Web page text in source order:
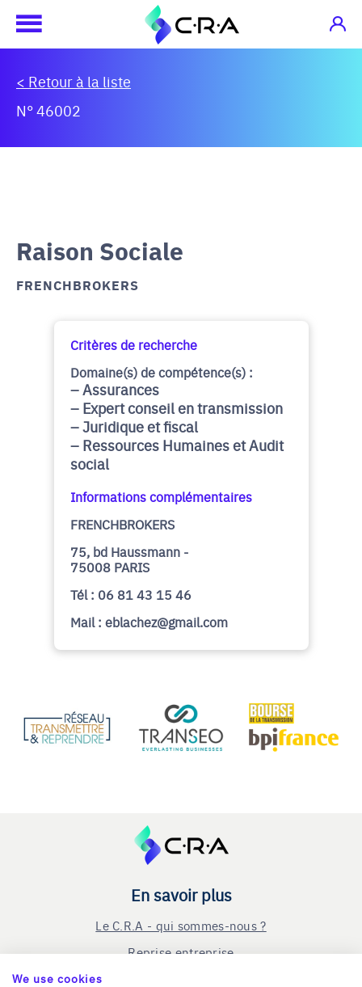
< Retour à la liste
N° 46002
Raison Sociale
FRENCHBROKERS
Critères de recherche
Domaine(s) de compétence(s) :
Assurances
Expert conseil en transmission
Juridique et fiscal
Ressources Humaines et Audit
social
Informations complémentaires
FRENCHBROKERS
75, bd Haussmann -
75008 PARIS
Tél : 06 81 43 15 46
Mail : eblachez@gmail.com
En savoir plus
Le C.R.A - qui sommes-nous ?
Reprise entreprise
We use cookies